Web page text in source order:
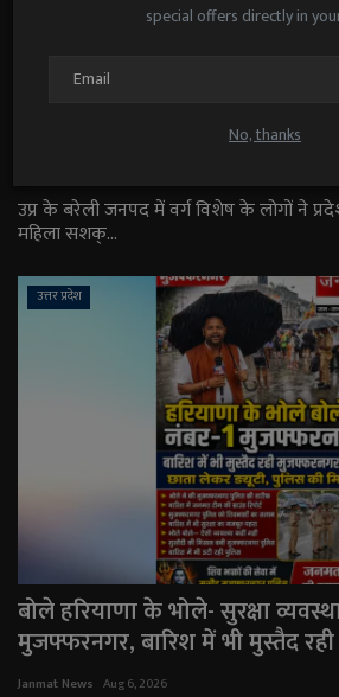
special offers directly in
No, thanks
बरेली: एकतरफ़ा मोहब्बत का विरोध
विधवा की झोपड़ी, नहीं मिला प्रशासन
उप्र के बरेली जनपद में वर्ग विशेष के लोगों ने
महिला सशक्...
उत्तर प्रदेश
बोले हरियाणा के भोले- सुरक्षा
मुजफ्फरनगर, बारिश में भी मुस्तैद
Janmat News Aug 6, 2026